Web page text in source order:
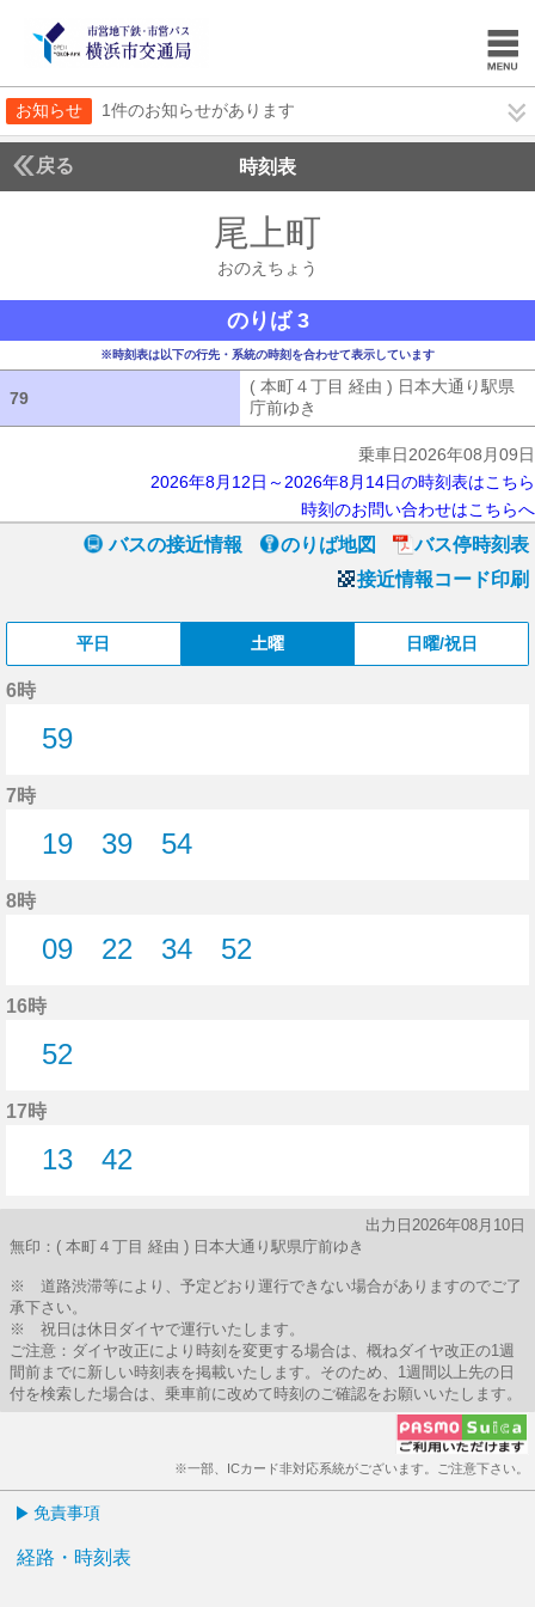
お知らせ 1件のお知らせがあります
戻る 時刻表
尾上町
おのえちょう
のりば 3
※時刻表は以下の行先・系統の時刻を合わせて表示しています
79
( 本町４丁目 経由 ) 日本大通り駅県
庁前ゆき
乗車日2026年08月09日
2026年8月12日～2026年8月14日の時刻表はこちら
時刻のお問い合わせはこちらへ
バスの接近情報 のりば地図
バス停時刻表
接近情報コード印刷
平日 土曜 日曜/祝日
6時
59
7時
19
39
54
8時
09
22
34
52
16時
52
17時
13
42
出力日2026年08月10日
無印：( 本町４丁目 経由 ) 日本大通り駅県庁前ゆき
※ 道路渋滞等により、予定どおり運行できない場合がありますのでご了
承下さい。
※ 祝日は休日ダイヤで運行いたします。
ご注意：ダイヤ改正により時刻を変更する場合は、概ねダイヤ改正の1週
間前までに新しい時刻表を掲載いたします。そのため、1週間以上先の日
付を検索した場合は、乗車前に改めて時刻のご確認をお願いいたします。
※一部、ICカード非対応系統がございます。ご注意下さい。
免責事項
経路・時刻表